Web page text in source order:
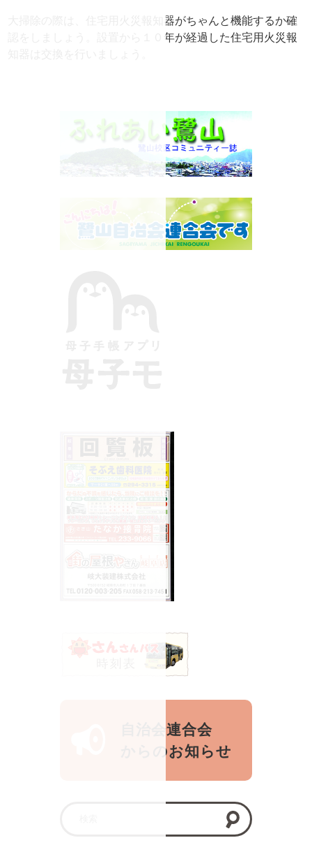
大掃除の際は、住宅用火災報知器がちゃんと機能するか確
認をしましょう。設置から１０年が経過した住宅用火災報
自治会連合会
からのお知らせ